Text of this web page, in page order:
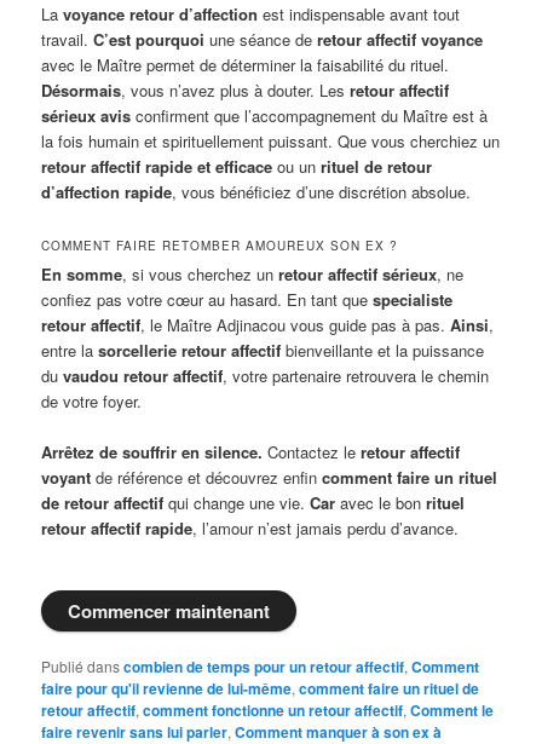
Lavoyance retour d’affection est indispensable avant tout
travail.C’est pourquoi une séance deretour affectif voyance
avec le Maître permet de déterminer la faisabilité du rituel.
Désormais, vous n’avez plus à douter. Lesretour affectif
sérieux avis confirment que l’accompagnement du Maître est à
la fois humain et spirituellement puissant. Que vous cherchiez un
retour affectif rapide et efficace ou unrituel de retour
d’affection rapide, vous bénéficiez d’une discrétion absolue.
COMMENT FAIRE RETOMBER AMOUREUX SON EX ?
En somme, si vous cherchez unretour affectif sérieux, ne
confiez pas votre cœur au hasard. En tant quespecialiste
retour affectif, le Maître Adjinacou vous guide pas à pas.Ainsi,
entre lasorcellerie retour affectif bienveillante et la puissance
duvaudou retour affectif, votre partenaire retrouvera le chemin
de votre foyer.
Arrêtez de souffrir en silence. Contactez leretour affectif
voyant de référence et découvrez enfincomment faire un rituel
de retour affectif qui change une vie.Car avec le bonrituel
retour affectif rapide, l’amour n’est jamais perdu d’avance.
Commencer maintenant
Publié danscombien de temps pour un retour affectif,Comment
faire pour qu'il revienne de lui-même,comment faire un rituel de
retour affectif,comment fonctionne un retour affectif,Comment le
faire revenir sans lui parler,Comment manquer à son ex à